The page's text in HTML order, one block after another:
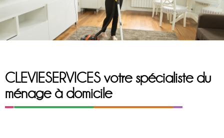
CLEVIESERVICES votre spécialiste du
ménage à domicile